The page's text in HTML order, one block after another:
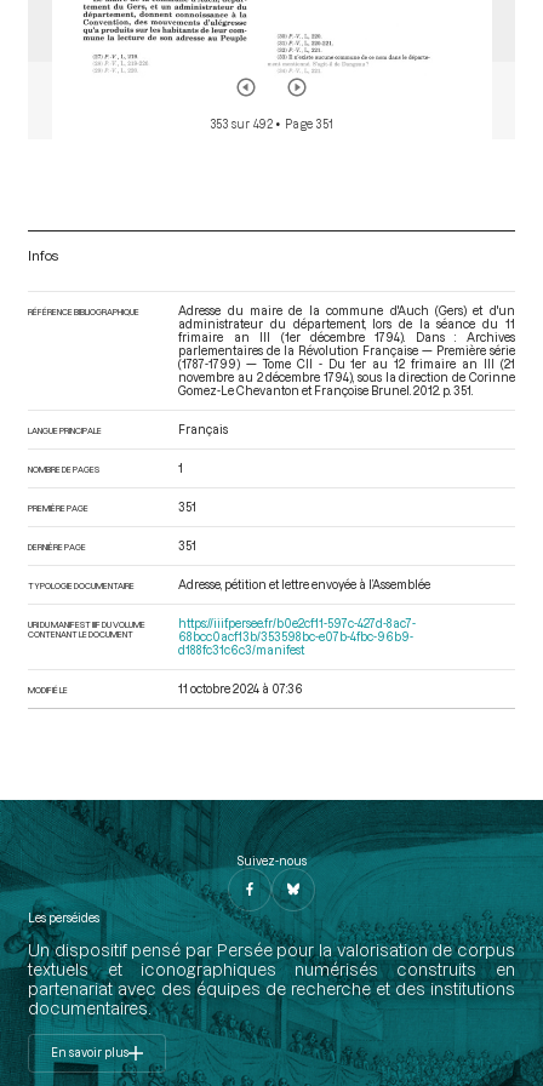
353 sur 492 • Page 351
Infos
RÉFÉRENCE BIBLIOGRAPHIQUE
Adresse du maire de la commune d'Auch (Gers) et d'un
administrateur du département, lors de la séance du 11
frimaire an III (1er décembre 1794). Dans : Archives
parlementaires de la Révolution Française — Première série
(1787-1799) — Tome CII - Du 1er au 12 frimaire an III (21
novembre au 2 décembre 1794) , sous la direction de Corinne
Gomez-Le Chevanton et Françoise Brunel. 2012. p. 351.
LANGUE PRINCIPALE Français
NOMBRE DE PAGES 1
PREMIÈRE PAGE 351
DERNIÈRE PAGE 351
TYPOLOGIE DOCUMENTAIRE Adresse, pétition et lettre envoyée à l’Assemblée
URI DU MANIFEST IIIF DU VOLUME
CONTENANT LE DOCUMENT
https://iiif.persee.fr/b0e2cf11-597c-427d-8ac7-
68bcc0acf13b/353598bc-e07b-4fbc-96b9-
d188fc31c6c3/manifest
MODIFIÉ LE 11 octobre 2024 à 07:36
Suivez-nous
Les perséides
Un dispositif pensé par Persée pour la valorisation de corpus
textuels et iconographiques numérisés construits en
partenariat avec des équipes de recherche et des institutions
documentaires.
En savoir plus